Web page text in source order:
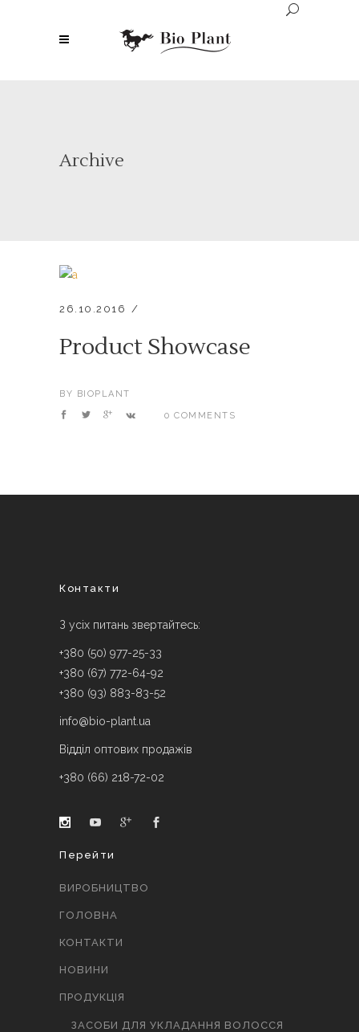
Archive
26.10.2016
Product Showcase
BY BIOPLANT
0 COMMENTS
Контакти
З усіх питань звертайтесь:
+380 (50) 977-25-33
+380 (67) 772-64-92
+380 (93) 883-83-52
info@bio-plant.ua
Відділ оптових продажів
+380 (66) 218-72-02
Перейти
ВИРОБНИЦТВО
ГОЛОВНА
КОНТАКТИ
НОВИНИ
ПРОДУКЦІЯ
ЗАСОБИ ДЛЯ УКЛАДАННЯ ВОЛОССЯ